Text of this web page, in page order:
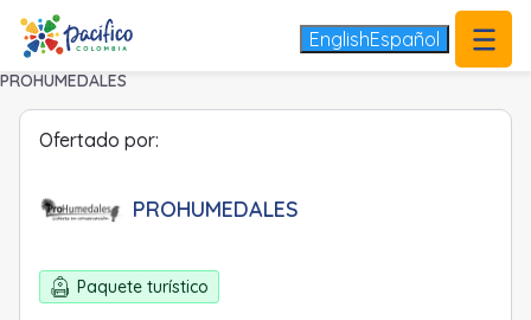
EnglishEspañol
.
PROHUMEDALES
Ofertado por:
PROHUMEDALES
Paquete turístico